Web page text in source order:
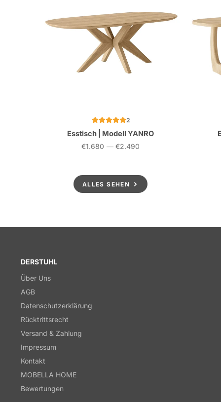
2
Esstisch | Modell YANRO
Preis
€1.680 — €2.490
ALLES SEHEN
DERSTUHL
Über Uns
AGB
Datenschutzerklärung
Rücktrittsrecht
Versand & Zahlung
Impressum
Kontakt
MOBELLA HOME
Bewertungen